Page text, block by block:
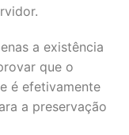
a existência
que o
é efetivamente
a preservação